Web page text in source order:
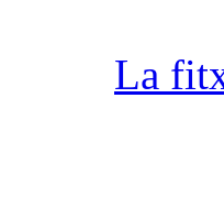
La